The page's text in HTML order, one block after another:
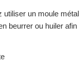
utiliser un moule
beurrer ou huiler afin